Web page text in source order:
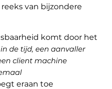
van bijzondere
komt door het
de tijd, een aanvaller
client machine
eraan toe